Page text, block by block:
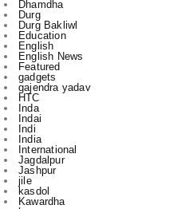
Dhamdha
Durg
Durg Bakliwl
Education
English
English News
Featured
gadgets
gajendra yadav
HTC
Inda
Indai
Indi
India
International
Jagdalpur
Jashpur
jile
kasdol
Kawardha